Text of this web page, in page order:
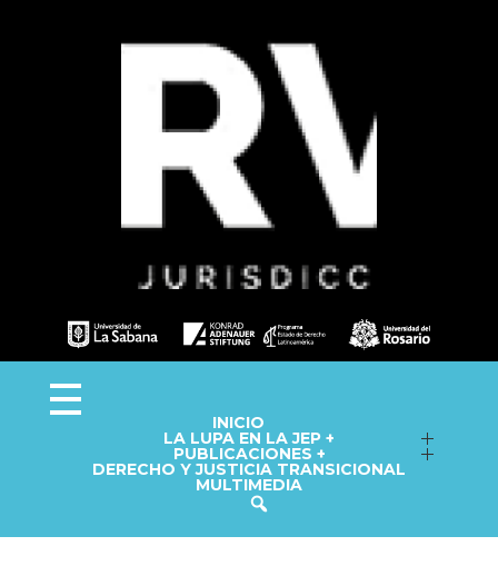
INICIO
LA LUPA EN LA JEP +
Seguimiento a macrocasos
Fichas técnicas
Cápsulas informativas
PUBLICACIONES +
Informes del Observatorio
Repositorio
DERECHO Y JUSTICIA TRANSICIONAL
MULTIMEDIA